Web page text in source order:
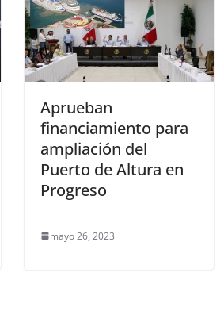
Aprueban
financiamiento para
ampliación del
Puerto de Altura en
Progreso
mayo 26, 2023